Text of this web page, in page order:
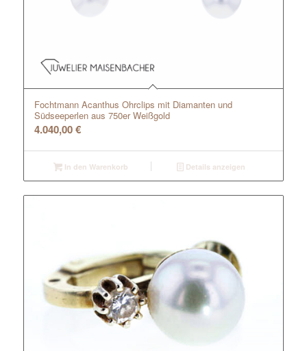
Fochtmann Acanthus Ohrclips mit Diamanten und
Südseeperlen aus 750er Weißgold
4.040,00€
In den Warenkorb Details anzeigen